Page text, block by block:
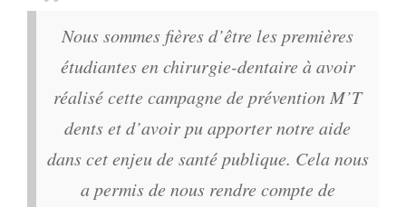
Nous sommes fières d’être les premières
étudiantes en chirurgie-dentaire à avoir
réalisé cette campagne de prévention M’T
dents et d’avoir pu apporter notre aide
dans cet enjeu de santé publique. Cela nous
a permis de nous rendre compte de